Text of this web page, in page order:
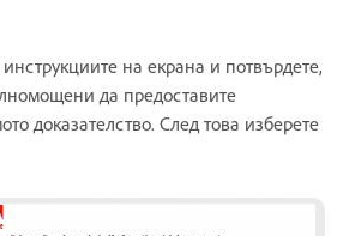
на екрана и потвърдете,
да предоставите
доказателство. След това изберете